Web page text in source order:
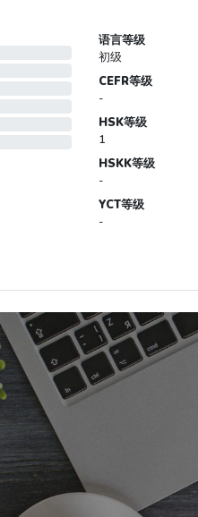
语言等级
初级
CEFR等级
-
HSK等级
1
HSKK等级
-
YCT等级
-